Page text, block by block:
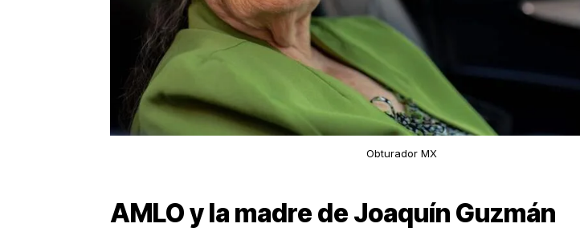
Obturador MX
AMLO y la madre de Joaquín Guzmán